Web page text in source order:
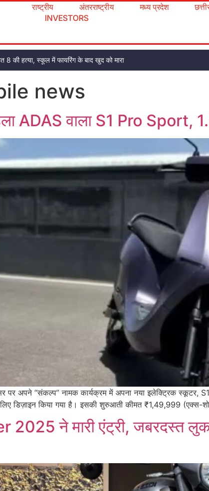
राष्ट्रीय अंतरराष्ट्रीय मध्य प्रदेश
INVESTORS
8 की हत्या, स्कूल में फायरिंग के बाद खुद को मारा
news
ADAS वाला S1 Pro
अपने “संकल्प” नामक कार्यक्रम में अपना नया इलेक्ट्रिक स्कूटर,
लिए डिज़ाइन किया गया है। इसकी शुरुआती कीमत ₹1,49,999
ने मारी एंट्री, जबरदस्त